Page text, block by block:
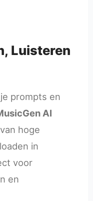
Luisteren
prompts en
AI
hoge
in
voor
en